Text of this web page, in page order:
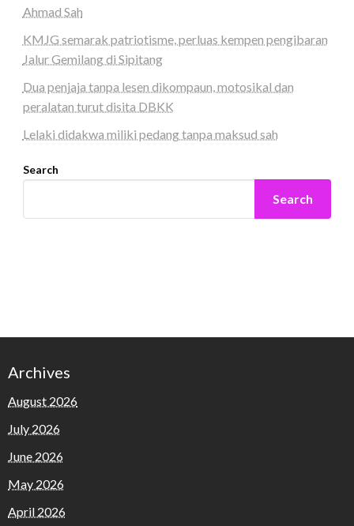
Ahmad Sah
KMJG semarak patriotisme, perluas kempen pengibaran
Jalur Gemilang di Sipitang
Dua penjaja tanpa lesen dikompaun, motosikal dan
peralatan turut disita DBKK
Lelaki didakwa miliki pedang tanpa maksud sah
Search
Search
Archives
August 2026
July 2026
June 2026
May 2026
April 2026